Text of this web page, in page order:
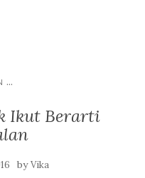
...
Ikut Berarti
byVika